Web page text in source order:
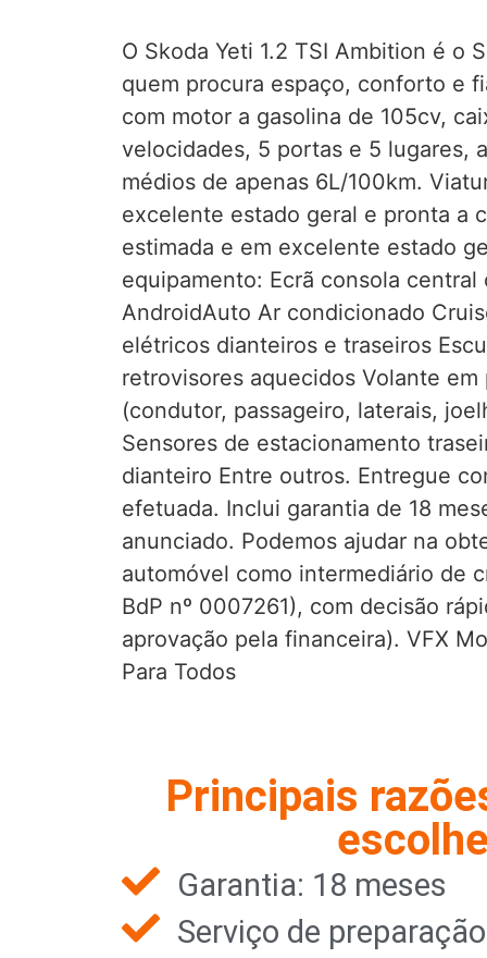
O Skoda Yeti 1.2 TSI Ambition é o
quem procura espaço, conforto e
com motor a gasolina de 105cv,
velocidades, 5 portas e 5 lugares,
médios de apenas 6L/100km.
excelente estado geral e pronta a
estimada e em excelente estado
equipamento: Ecrã consola central
AndroidAuto Ar condicionado
elétricos dianteiros e traseiros
retrovisores aquecidos Volante
(condutor, passageiro, laterais,
Sensores de estacionamento
dianteiro Entre outros. Entregue
efetuada. Inclui garantia de 18
anunciado. Podemos ajudar na
automóvel como intermediário de
BdP nº 0007261), com decisão
aprovação pela financeira). VFX
Para Todos
Principais
Garantia: 18 meses
Serviço de